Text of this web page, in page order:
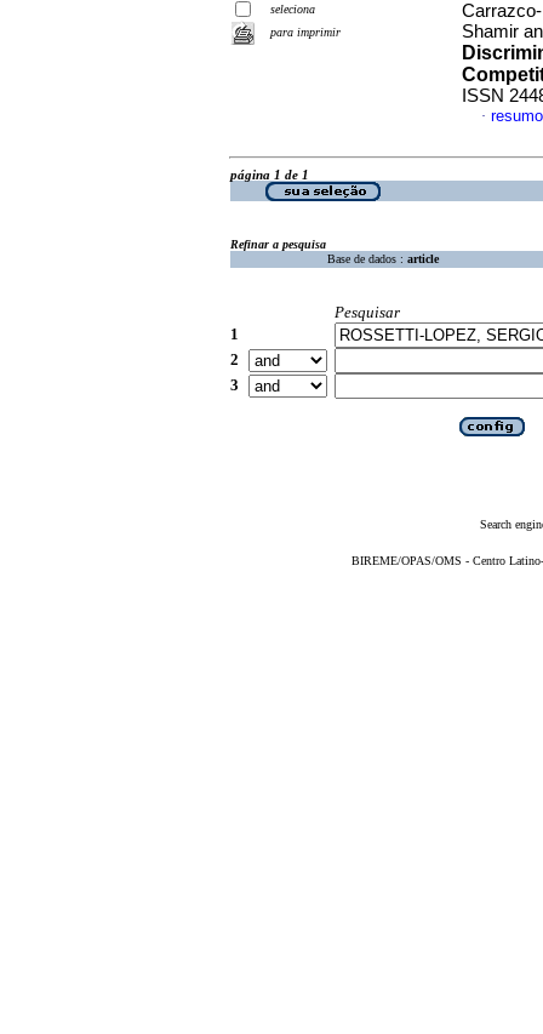
seleciona
para imprimir
Shamir
ISSN
·
página 1 de 1
Refinar a pesquisa
Base de dados : article
Pesquisar
1
2
3
Search
BIREME/OPAS/OMS - Centro Latino-